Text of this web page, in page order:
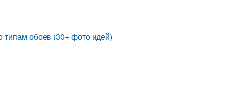
типам обоев (30+ фото идей)